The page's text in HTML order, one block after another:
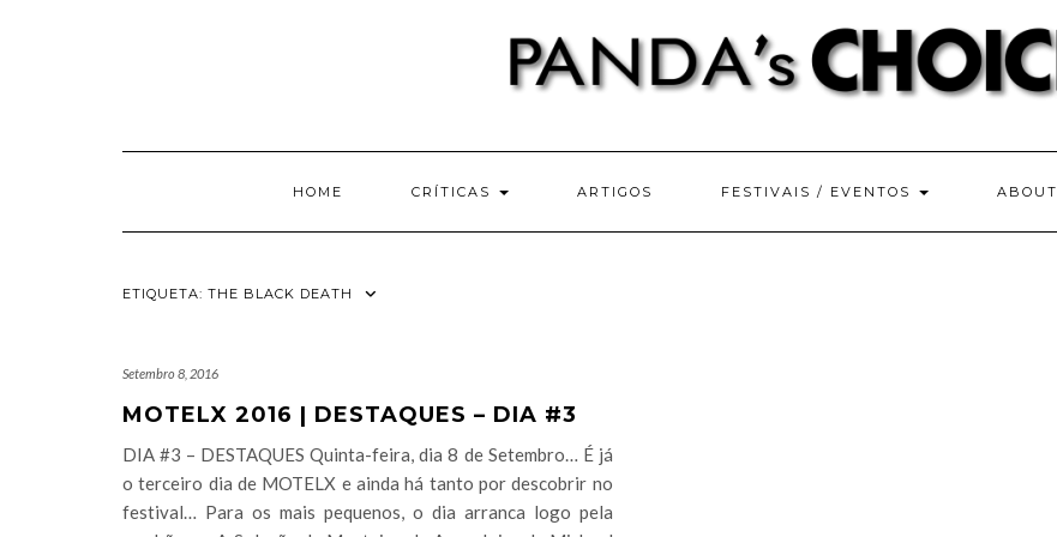
HOME CRÍTICAS ARTIGOS FESTIVAIS / EVENTOS ABOUT
ETIQUETA: THE BLACK DEATH
Setembro 8, 2016
MOTELX 2016 | DESTAQUES – DIA #3
DIA #3 – DESTAQUES Quinta-feira, dia 8 de Setembro… É já
o terceiro dia de MOTELX e ainda há tanto por descobrir no
festival… Para os mais pequenos, o dia arranca logo pela